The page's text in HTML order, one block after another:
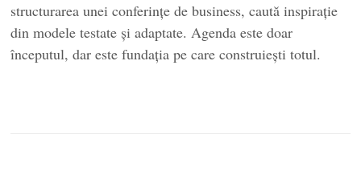
structurarea unei conferințe de business, caută inspirație
din modele testate și adaptate. Agenda este doar
începutul, dar este fundația pe care construiești totul.